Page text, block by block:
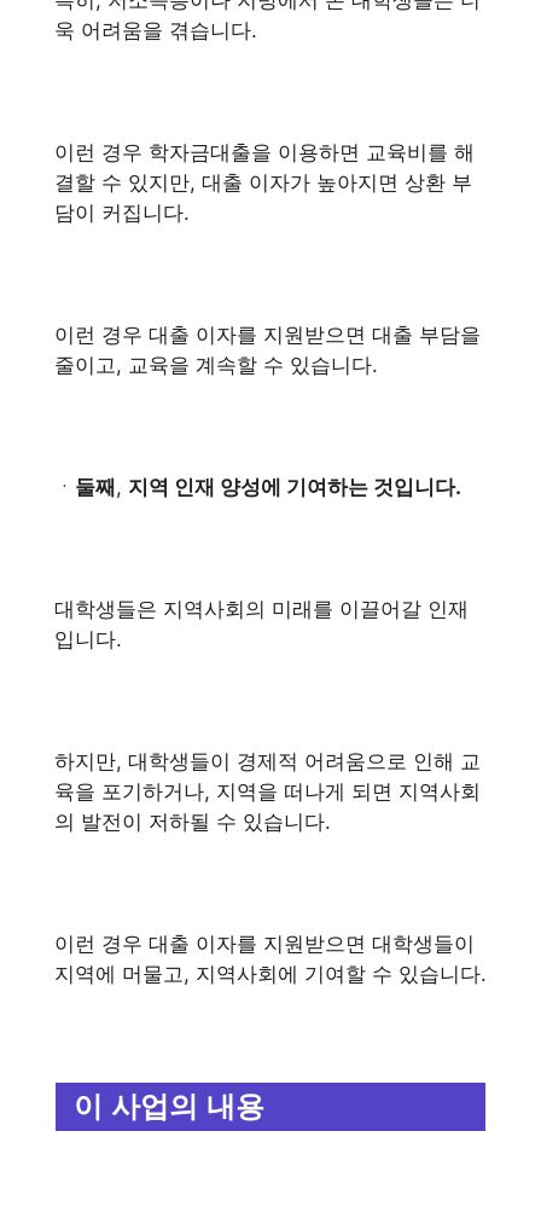
욱 어려움을 겪습니다.
이런 경우 학자금대출을 이용하면 교육비를 해
결할 수 있지만, 대출 이자가 높아지면 상환 부
담이 커집니다.
이런 경우 대출 이자를 지원받으면 대출 부담을
줄이고, 교육을 계속할 수 있습니다.
ㆍ 둘째 , 지역 인재 양성에 기여하는 것입니다.
대학생들은 지역사회의 미래를 이끌어갈 인재
입니다.
하지만, 대학생들이 경제적 어려움으로 인해 교
육을 포기하거나, 지역을 떠나게 되면 지역사회
의 발전이 저하될 수 있습니다.
이런 경우 대출 이자를 지원받으면 대학생들이
지역에 머물고, 지역사회에 기여할 수 있습니다.
이 사업의 내용